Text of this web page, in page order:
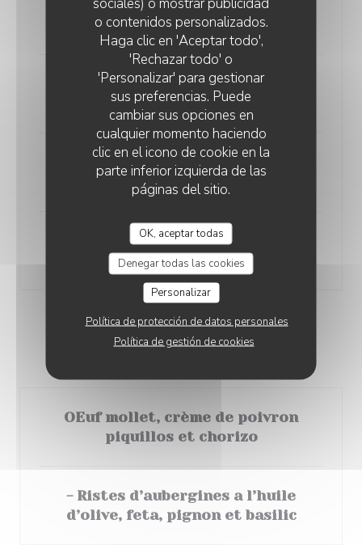
o contenidos personalizados.
Haga clic en 'Aceptar todo',
'Rechazar todo' o
'Personalizar' para gestionar
sus preferencias. Puede
cambiar sus opciones en
cualquier momento haciendo
clic en el icono de cookie en la
parte inferior izquierda de las
páginas del sitio.
OK, aceptar todas
Denegar todas las cookies
Personalizar
Política de protección de datos personales
Política de gestión de cookies
Entrée, Plat, Dessert
27,00 EUR
Entrée, Plat
22,00 EUR
Plat, Dessert
22,00 EUR
Plat seul
18,00 EUR
OEuf mollet, crème de poivron
piquillos et chorizo
- Ristes d’aubergines a l’huile
d’olive, feta, pignon et basilic